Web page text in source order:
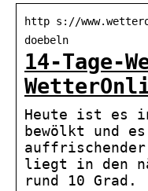
http s://
doebeln
14-Tage-
Heute ist es
bewölkt und
auffrischender
liegt in den
rund 10 Grad.